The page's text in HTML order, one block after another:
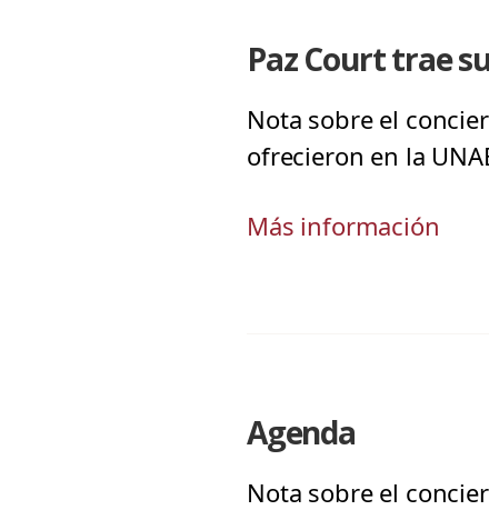
Paz Court trae
Nota sobre el
ofrecieron en la
Más información
Agenda
Nota sobre el